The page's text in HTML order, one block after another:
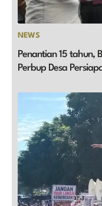
NEWS
Penantian 15 tahun,
Perbup Desa